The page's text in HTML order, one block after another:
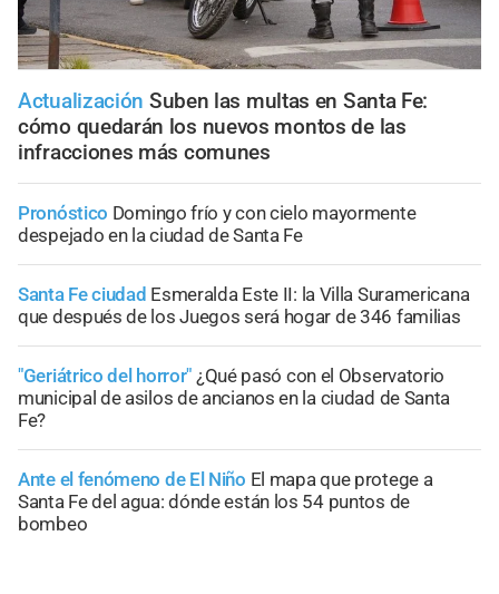
Actualización Suben las multas en Santa Fe:
cómo quedarán los nuevos montos de las
infracciones más comunes
Pronóstico Domingo frío y con cielo mayormente
despejado en la ciudad de Santa Fe
Santa Fe ciudad Esmeralda Este II: la Villa Suramericana
que después de los Juegos será hogar de 346 familias
"Geriátrico del horror" ¿Qué pasó con el Observatorio
municipal de asilos de ancianos en la ciudad de Santa
Fe?
Ante el fenómeno de El Niño El mapa que protege a
Santa Fe del agua: dónde están los 54 puntos de
bombeo